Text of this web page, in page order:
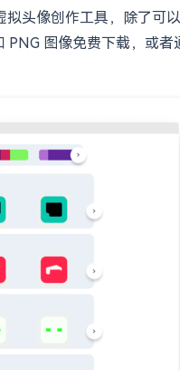
头像创作工具，除了可
图像免费下载，或